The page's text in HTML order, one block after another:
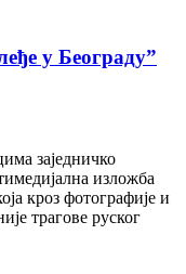
у Београду”
заједничко
изложба
кроз фотографије и
трагове руског